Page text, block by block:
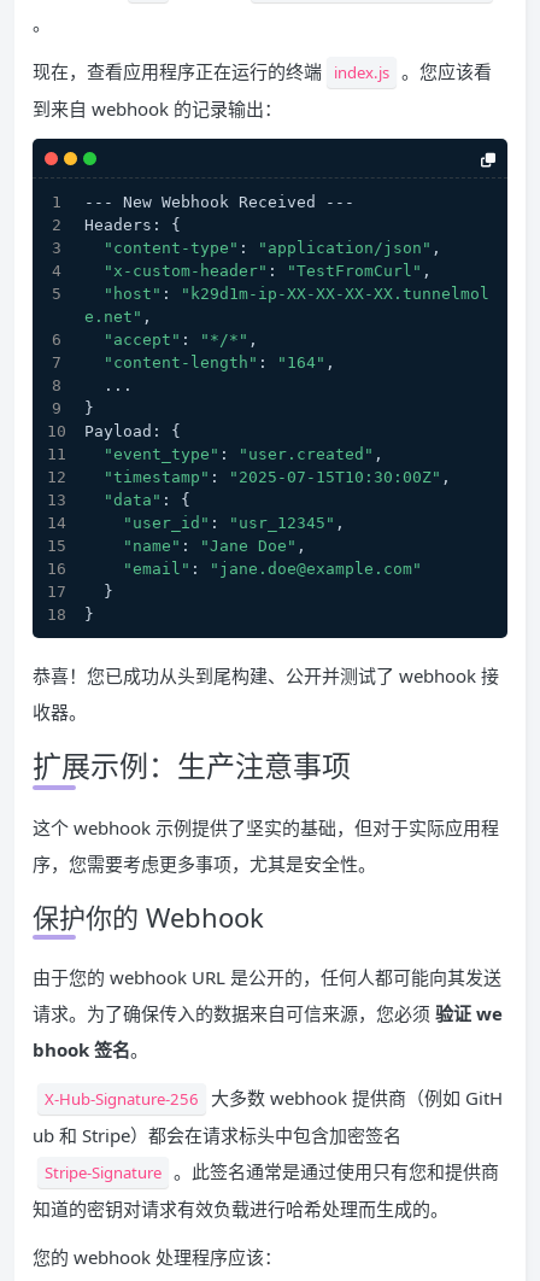
。
现在，查看应用程序正在运行的终端
index.js 。您应该看
到来自 webhook 的记录输出：
--- New Webhook Received ---
Headers: {
"content-type" : "application/json" ,
"x-custom-header" : "TestFromCurl" ,
"host" :
"k29d1m-ip-XX-XX-XX-XX.tunnelmol
e.net" ,
"accept" : "*/*" ,
"content-length" : "164" ,
  ...
}
Payload: {
"event_type" : "user.created" ,
"timestamp" : "2025-07-15T10:30:00Z" ,
"data" : {
"user_id" : "usr_12345" ,
"name" : "Jane Doe" ,
"email" :
"jane.doe@example.com"
  }
}
恭喜！您已成功从头到尾构建、公开并测试了 webhook 接
收器。
扩展示例：生产注意事项
这个 webhook 示例提供了坚实的基础，但对于实际应用程
序，您需要考虑更多事项，尤其是安全性。
保护你的 Webhook
由于您的 webhook URL 是公开的，任何人都可能向其发送
请求。为了确保传入的数据来自可信来源，您必须 验证 we
bhook 签名。
X-Hub-Signature-256
大多数 webhook 提供商（例如 GitH
ub 和 Stripe）都会在请求标头中包含加密签名
Stripe-Signature 。此签名通常是通过使用只有您和提供商
知道的密钥对请求有效负载进行哈希处理而生成的。
您的 webhook 处理程序应该：